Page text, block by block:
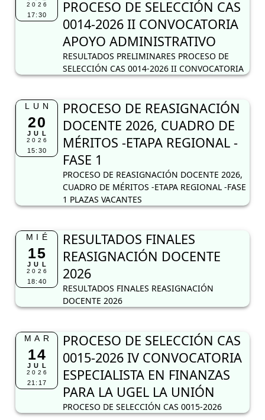
LUN
20
PROCESO DE REASIGNACIÓN
DOCENTE 2026, CUADRO DE
MÉRITOS -ETAPA REGIONAL -
FASE 1
PROCESO DE REASIGNACIÓN DOCENTE 2026,
MIÉ
15
RESULTADOS FINALES
REASIGNACIÓN DOCENTE
2026
RESULTADOS FINALES REASIGNACIÓN
DOCENTE 2026
MAR
14
JUL
2026
21:17
PROCESO DE SELECCIÓN CAS
0015-2026 IV CONVOCATORIA
ESPECIALISTA EN FINANZAS
PARA LA UGEL LA UNIÓN
PROCESO DE SELECCIÓN CAS 0015-2026
14
JUL
2026
18:05
COMUNICADO
REASIGNACIÓN DOCENTE
2026
COMUNICADO REASIGNACIÓN DOCENTE 2026